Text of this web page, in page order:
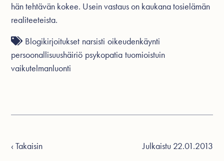
hän tehtävän kokee. Usein vastaus on kaukana tosielämän
realiteeteista.
Blogikirjoitukset narsisti oikeudenkäynti
persoonallisuushäiriö psykopatia tuomioistuin
vaikutelmanluonti
‹ Takaisin
Julkaistu 22.01.2013